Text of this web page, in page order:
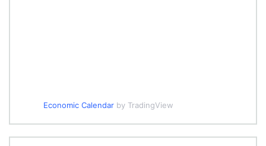
Economic Calendarby TradingView